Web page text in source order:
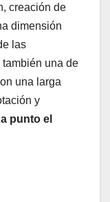
creación de
dimensión
las
una de
una larga
y
punto el